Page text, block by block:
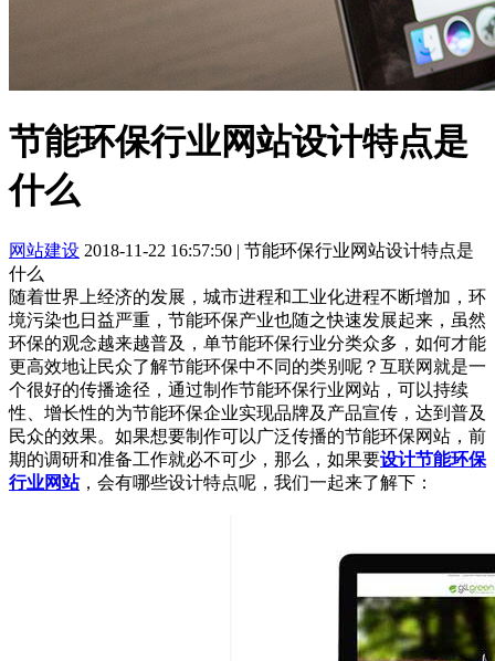
节能环保行业网站设计特点是
什么
网站建设 2018-11-22 16:57:50 | 节能环保行业网站设计特点是
什么
随着世界上经济的发展，城市进程和工业化进程不断增加，环
境污染也日益严重，节能环保产业也随之快速发展起来，虽然
环保的观念越来越普及，单节能环保行业分类众多，如何才能
更高效地让民众了解节能环保中不同的类别呢？互联网就是一
个很好的传播途径，通过制作节能环保行业网站，可以持续
性、增长性的为节能环保企业实现品牌及产品宣传，达到普及
民众的效果。如果想要制作可以广泛传播的节能环保网站，前
期的调研和准备工作就必不可少，那么，如果要设计节能环保
行业网站，会有哪些设计特点呢，我们一起来了解下：